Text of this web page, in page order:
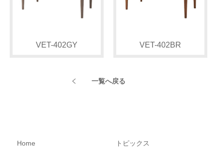
VET-402GY VET-402BR
一覧へ戻る
Home トピックス